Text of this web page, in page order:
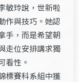
敏玲說，世新啦
作與技巧。她認
手，而是希望朝
走位安排講求獨
看性。
標賽科系組中獲